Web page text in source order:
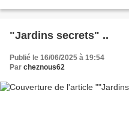
"Jardins secrets" ..
Publié le 16/06/2025 à 19:54
Par cheznous62